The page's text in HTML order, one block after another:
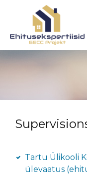
Tartu Ülikooli
ülevaatus